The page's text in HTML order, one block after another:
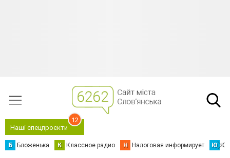
Наші спецпроєкти
12
Б Бложенька К Классное радио Н Налоговая информирует Ю